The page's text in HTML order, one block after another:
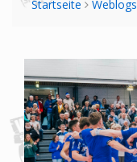
Startseite Weblogs